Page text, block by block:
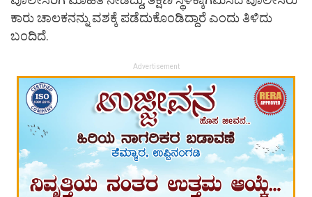
ಕಾರು ಚಾಲಕನನ್ನು ವಶಕ್ಕೆ ಪಡೆದುಕೊಂಡಿದ್ದಾರೆ ಎಂದು ತಿಳಿದು
ಬಂದಿದೆ.
Advertisement